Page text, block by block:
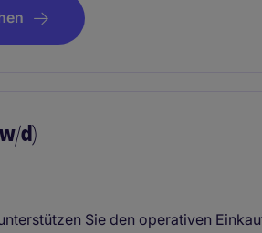
d)
Sie den operativen